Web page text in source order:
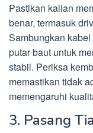
Pastikan kalian
benar, termasuk
Sambungkan
putar baut untuk
stabil. Periksa
memastikan tidak
memengaruhi
3. Pasang